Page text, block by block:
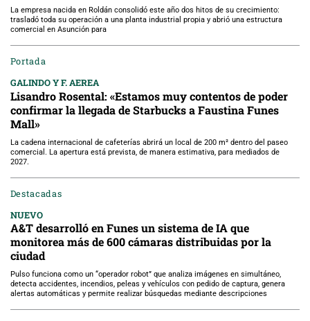
La empresa nacida en Roldán consolidó este año dos hitos de su crecimiento:
trasladó toda su operación a una planta industrial propia y abrió una estructura
comercial en Asunción para
Portada
GALINDO Y F. AEREA
Lisandro Rosental: «Estamos muy contentos de poder
confirmar la llegada de Starbucks a Faustina Funes
Mall»
La cadena internacional de cafeterías abrirá un local de 200 m² dentro del paseo
comercial. La apertura está prevista, de manera estimativa, para mediados de
2027.
Destacadas
NUEVO
A&T desarrolló en Funes un sistema de IA que
monitorea más de 600 cámaras distribuidas por la
ciudad
Pulso funciona como un “operador robot” que analiza imágenes en simultáneo,
detecta accidentes, incendios, peleas y vehículos con pedido de captura, genera
alertas automáticas y permite realizar búsquedas mediante descripciones